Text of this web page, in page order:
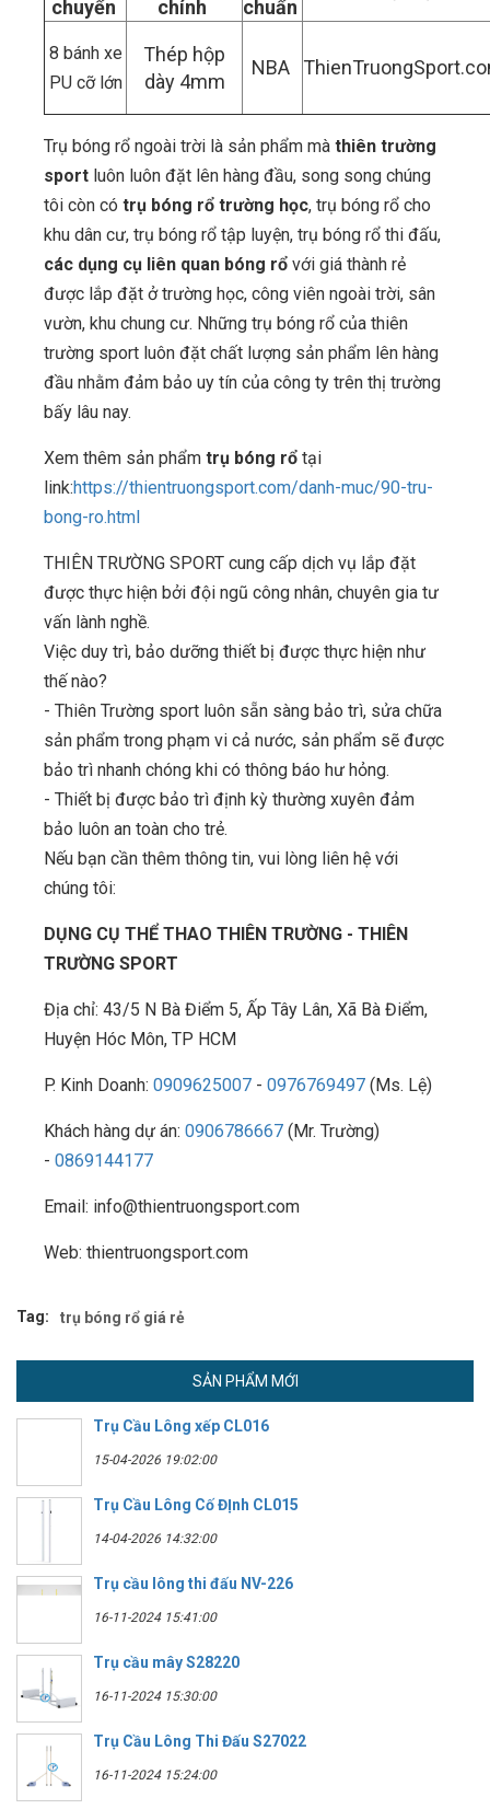
chuyển chính chuẩn
8 bánh xe
PU cỡ lớn
Thép hộp
dày 4mm
NBA
Trụ bóng rổ ngoài trời là sản phẩm mà thiên trường
sport luôn luôn đặt lên hàng đầu, song song chúng
tôi còn có trụ bóng rổ trường học, trụ bóng rổ cho
khu dân cư, trụ bóng rổ tập luyện, trụ bóng rổ thi đấu,
các dụng cụ liên quan bóng rổ với giá thành rẻ
được lắp đặt ở trường học, công viên ngoài trời, sân
vườn, khu chung cư. Những trụ bóng rổ của thiên
trường sport luôn đặt chất lượng sản phẩm lên hàng
đầu nhằm đảm bảo uy tín của công ty trên thị trường
bấy lâu nay.
Xem thêm sản phẩm trụ bóng rổ tại
link:https://thientruongsport.com/danh-muc/90-tru-
bong-ro.html
THIÊN TRƯỜNG SPORT cung cấp dịch vụ lắp đặt
được thực hiện bởi đội ngũ công nhân, chuyên gia tư
vấn lành nghề.
Việc duy trì, bảo dưỡng thiết bị được thực hiện như
thế nào?
- Thiên Trường sport luôn sẵn sàng bảo trì, sửa chữa
sản phẩm trong phạm vi cả nước, sản phẩm sẽ được
bảo trì nhanh chóng khi có thông báo hư hỏng.
- Thiết bị được bảo trì định kỳ thường xuyên đảm
bảo luôn an toàn cho trẻ.
Nếu bạn cần thêm thông tin, vui lòng liên hệ với
chúng tôi:
DỤNG CỤ THỂ THAO THIÊN TRƯỜNG - THIÊN
TRƯỜNG SPORT
Địa chỉ: 43/5 N Bà Điểm 5, Ấp Tây Lân, Xã Bà Điểm,
Huyện Hóc Môn, TP HCM
P. Kinh Doanh: 0909625007 - 0976769497 (Ms. Lệ)
Khách hàng dự án: 0906786667 (Mr. Trường)
- 0869144177
Email: info@thientruongsport.com
Web: thientruongsport.com
Tag: trụ bóng rổ giá rẻ
SẢN PHẨM MỚI
Trụ Cầu Lông xếp CL016
15-04-2026 19:02:00
Trụ Cầu Lông Cố ĐỊnh CL015
14-04-2026 14:32:00
Trụ cầu lông thi đấu NV-226
16-11-2024 15:41:00
Trụ cầu mây S28220
16-11-2024 15:30:00
Trụ Cầu Lông Thi Đấu S27022
16-11-2024 15:24:00